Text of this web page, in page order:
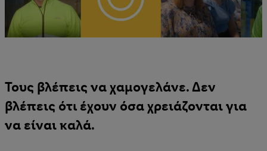
Toυς βλέπεις να χαμογελάνε. Δεν
βλέπεις ότι έχουν όσα χρειάζονται για
να είναι καλά.